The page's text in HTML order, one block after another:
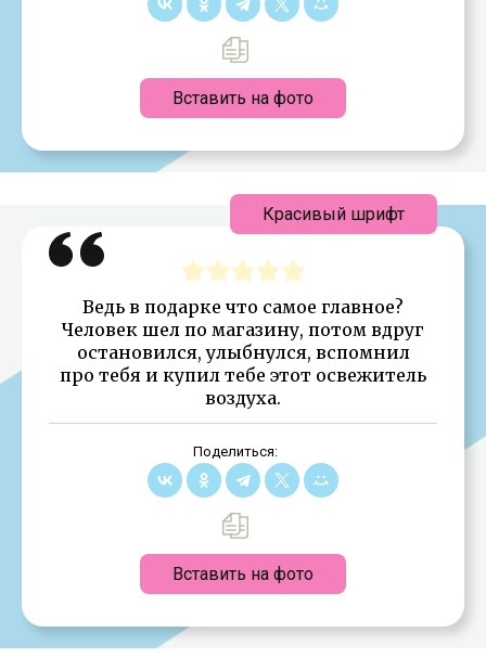
Вставить на фото
Ведь в подарке что самое главное?
Человек шел по магазину, потом вдруг
остановился, улыбнулся, вспомнил
про тебя и купил тебе этот освежитель
воздуха.
Поделиться:
Вставить на фото
Красивый шрифт